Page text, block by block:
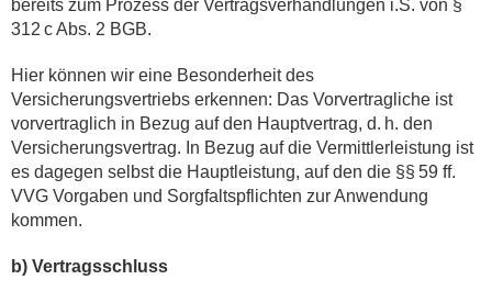
bereits zum Prozess der Vertragsverhandlungen i.S. von §
312 c Abs. 2 BGB.
Hier können wir eine Besonderheit des
Versicherungsvertriebs erkennen: Das Vorvertragliche ist
vorvertraglich in Bezug auf den Hauptvertrag, d. h. den
Versicherungsvertrag. In Bezug auf die Vermittlerleistung ist
es dagegen selbst die Hauptleistung, auf den die §§ 59 ff.
VVG Vorgaben und Sorgfaltspflichten zur Anwendung
kommen.
b) Vertragsschluss